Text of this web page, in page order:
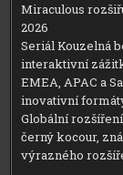
Miraculous
2026
Seriál Kouzelná
interaktivní
EMEA, APAC a
inovativní
Globální
černý kocour,
výrazného